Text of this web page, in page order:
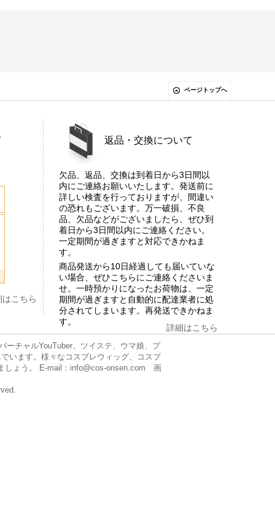
ページトップへ
はこちら
返品・交換について
欠品、返品、交換は到着日から3日間以
内にご連絡お願いいたします。発送前に
詳しい検査を行っておりますが、間違い
の恐れもございます。万一破損、不良
品、欠品などがございましたら、ぜひ到
着日から3日間以内にご連絡ください。
一定期間が過ぎますと対応できかねま
す。
商品発送から10日経過しても届いていな
い場合、ぜひこちらにご連絡くださいま
せ。一時預かりになったお荷物は、一定
期間が過ぎますと自動的に配達業者に処
分されてしまいます。再発送できかねま
す。
詳細はこちら
チャルYouTuber、ツイステ、ウマ娘、プ
います。様々なコスプレウィッグ、コスプ
しょう。 E-mail：info@cos-onsen.com 画